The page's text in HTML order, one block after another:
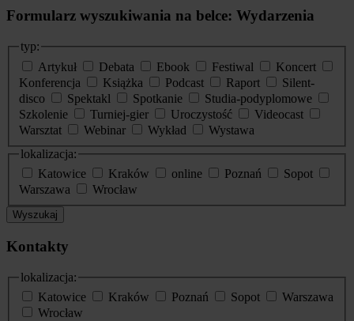
Formularz wyszukiwania na belce: Wydarzenia
typ:
Artykuł
Debata Ebook Festiwal
Koncert
Konferencja
Książka Podcast Raport
Silent-
disco
Spektakl Spotkanie
Studia-podyplomowe
Szkolenie
Turniej-gier Uroczystość
Videocast
Warsztat
Webinar Wykład
Wystawa
lokalizacja:
Katowice
Kraków online Poznań
Sopot
Warszawa
Wrocław
Wyszukaj
Kontakty
lokalizacja:
Katowice
Kraków Poznań Sopot
Warszawa
Wrocław